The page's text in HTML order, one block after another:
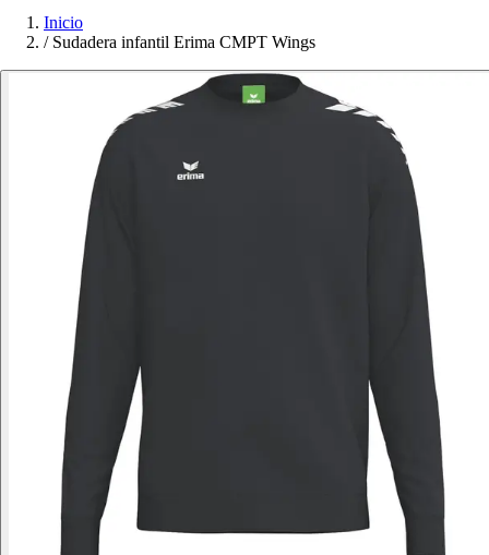
Inicio
/ Sudadera infantil Erima CMPT Wings